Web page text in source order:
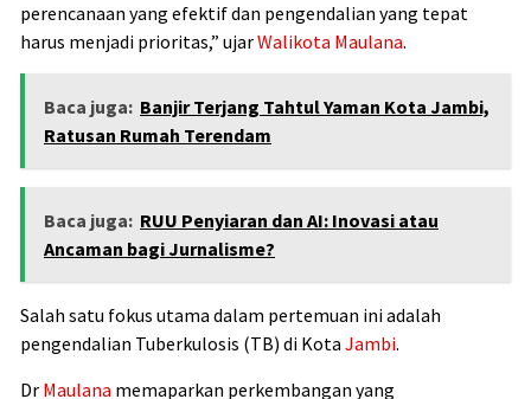
perencanaan yang efektif dan pengendalian yang tepat
harus menjadi prioritas,” ujarWalikota Maulana.
Baca juga: Banjir Terjang Tahtul Yaman Kota Jambi,
Ratusan Rumah Terendam
Baca juga: RUU Penyiaran dan AI: Inovasi atau
Ancaman bagi Jurnalisme?
Salah satu fokus utama dalam pertemuan ini adalah
pengendalian Tuberkulosis (TB) di Kota Jambi.
Dr Maulana memaparkan perkembangan yang